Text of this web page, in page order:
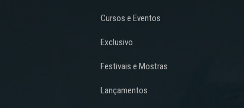
Cursos e Eventos
Exclusivo
Festivais e Mostras
Lançamentos